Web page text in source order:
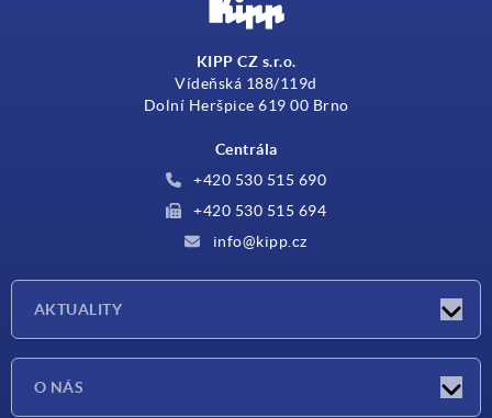
KIPP CZ s.r.o.
Vídeňská 188/119d
Dolní Heršpice 619 00 Brno
Centrála
+420 530 515 690
+420 530 515 694
info@kipp.cz
AKTUALITY
O NÁS